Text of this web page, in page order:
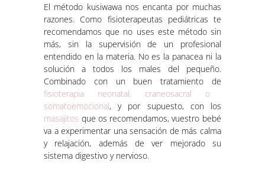
El método kusiwawa nos encanta por muchas
razones. Como fisioterapeutas pediátricas te
recomendamos que no uses este método sin
más, sin la supervisión de un profesional
entendido en la materia. No es la panacea ni la
solución a todos los males del pequeño.
Combinado con un buen tratamiento de
fisioterapia neonatal, craneosacral o
somatoemocional, y por supuesto, con los
masajitos que os recomendamos, vuestro bebé
va a experimentar una sensación de más calma
y relajación, además de ver mejorado su
sistema digestivo y nervioso.